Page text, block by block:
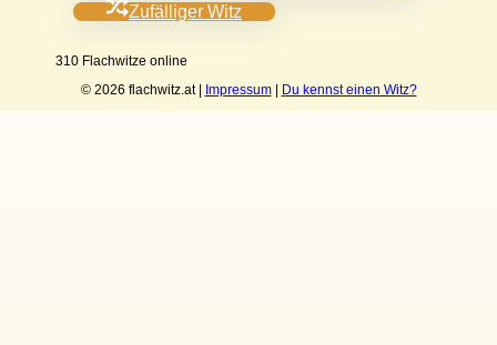
Zufälliger Witz
310 Flachwitze online
© 2026 flachwitz.at | Impressum| Du kennst einen Witz?